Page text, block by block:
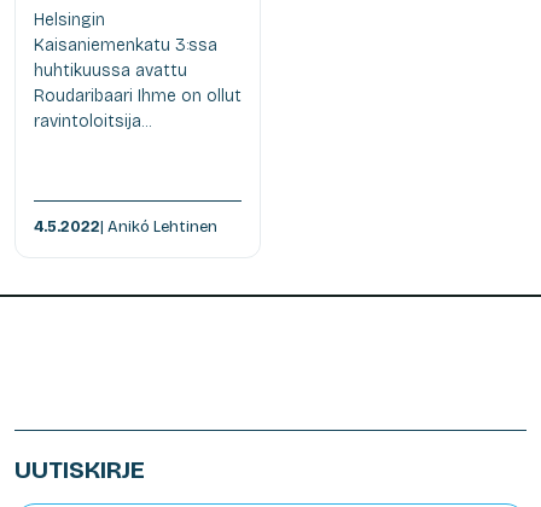
Helsingin
Kaisaniemenkatu 3:ssa
huhtikuussa avattu
Roudaribaari Ihme on ollut
ravintoloitsija...
4.5.2022| Anikó Lehtinen
UUTISKIRJE